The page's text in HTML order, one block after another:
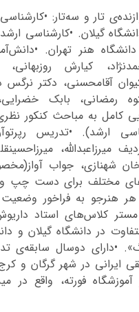
تار و سه‌تار: •کارشناسی
گیلان. •کارشناسی
هنر تهران.
کیارش
آقامحسنی، دکتر نرگس
رمضانی، بابک
کامل به مباحث کنکور
۸ کارشناسی ارشد). •تدریس
میرزاعبدالله،
شهنازی، جواب
مختلف برای دست چپ
هر هنرجو به فراخور وضعیت
کلاس‌های استاد
در دانشگاه گیلان و
•دارای دوسال سابقه‌ی
ایرانی در شهر گرگان و
فورته، واقع در